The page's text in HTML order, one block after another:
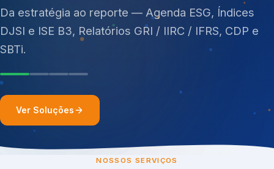
resíduos sólidos (PGRS/PMGRS).
Ver Soluções
NOSSOS SERVIÇOS